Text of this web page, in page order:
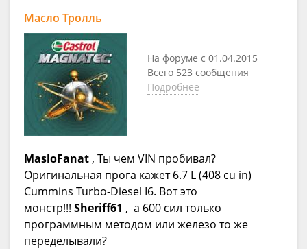
Масло Тролль
На форуме с 01.04.2015
Всего 523 сообщения
Подробнее
MasloFanat , Ты чем VIN пробивал?
Оригинальная прога кажет 6.7 L (408 cu in)
Cummins Turbo-Diesel I6. Вот это
монстр!!! Sheriff61 , а 600 сил только
программным методом или железо то же
переделывали?